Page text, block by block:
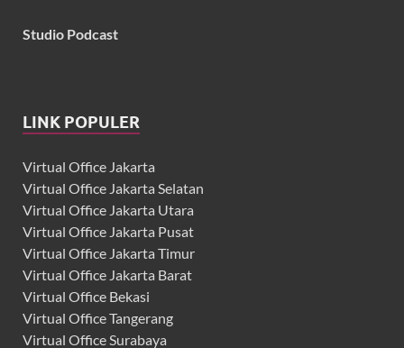
Studio Podcast
LINK POPULER
Virtual Office Jakarta
Virtual Office Jakarta Selatan
Virtual Office Jakarta Utara
Virtual Office Jakarta Pusat
Virtual Office Jakarta Timur
Virtual Office Jakarta Barat
Virtual Office Bekasi
Virtual Office Tangerang
Virtual Office Surabaya